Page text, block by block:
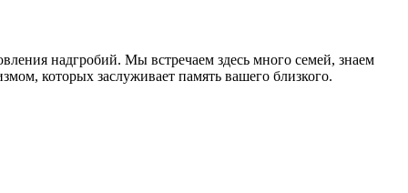
надгробий. Мы встречаем здесь много семей, знаем
которых заслуживает память вашего близкого.